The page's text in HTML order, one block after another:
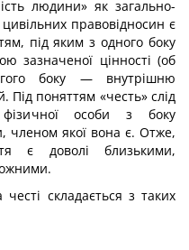
людини» як загально-
цивільних правовідносин є
під яким з одного боку
зазначеної цінності (об
боку — внутрішню
Під поняттям «честь» слід
особи з боку
членом якої вона є. Отже,
є доволі близькими,
складається з таких